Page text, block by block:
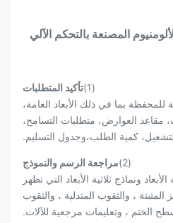
المصنعة بالتحكم الآلي
(1)
تأكيد المتطلبات
بما في ذلك الأبعاد العامة،
مقاعد العوارض، متطلبات التسامح،
كمية الطلب،وجدول التسليم.
(2)
مراجعة الرسم والنموذج
ونماذج ثلاثية الأبعاد التي تظهر
المثبتة ، والثقوب المتدلية ، والثقوب
الختم ، وتعليمات مرجعية للآلات.